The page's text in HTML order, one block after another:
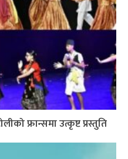
फ्रान्समा उत्कृष्ट प्रस्तुति